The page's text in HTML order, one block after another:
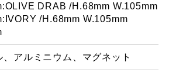
DRAB /H.68mm W.105mm
/H.68mm W.105mm
、アルミニウム、マグネット